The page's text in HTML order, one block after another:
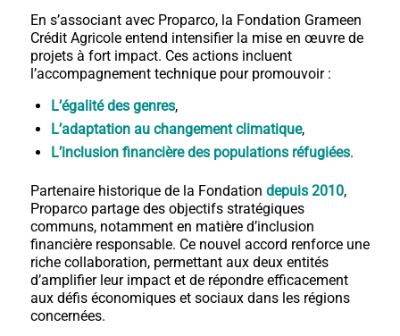
En s’associant avec Proparco, la Fondation Grameen
Crédit Agricole entend intensifier la mise en œuvre de
projets à fort impact. Ces actions incluent
l’accompagnement technique pour promouvoir :
L’égalité des genres,
L’adaptation au changement climatique,
L’inclusion financière des populations réfugiées.
Partenaire historique de la Fondation depuis 2010,
Proparco partage des objectifs stratégiques
communs, notamment en matière d’inclusion
financière responsable. Ce nouvel accord renforce une
riche collaboration, permettant aux deux entités
d’amplifier leur impact et de répondre efficacement
aux défis économiques et sociaux dans les régions
concernées.